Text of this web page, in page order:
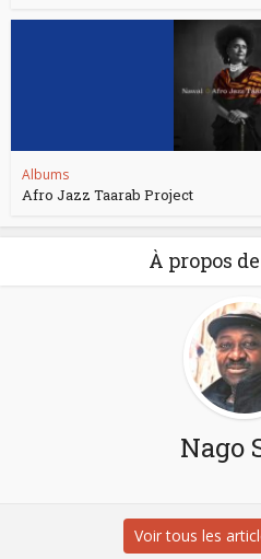
Albums
Afro Jazz Taarab Project
À propos
Nago
Voir tous les